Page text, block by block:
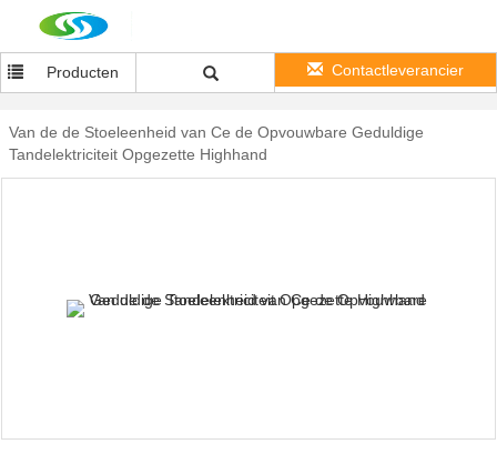
Producten Contactleverancier
Van de de Stoeleenheid van Ce de Opvouwbare Geduldige
Tandelektriciteit Opgezette Highhand